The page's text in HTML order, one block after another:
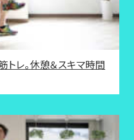
トレ。休憩＆スキマ時間